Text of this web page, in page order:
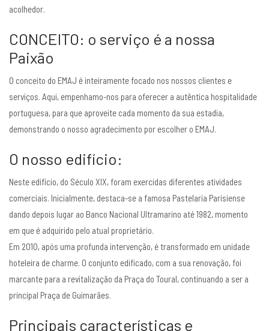
acolhedor.
CONCEITO: o serviço é a nossa
Paixão
O conceito do EMAJ é inteiramente focado nos nossos clientes e
serviços. Aqui, empenhamo-nos para oferecer a autêntica hospitalidade
portuguesa, para que aproveite cada momento da sua estadia,
demonstrando o nosso agradecimento por escolher o EMAJ.
O nosso edifício:
Neste edifício, do Século XIX, foram exercidas diferentes atividades
comerciais. Inicialmente, destaca-se a famosa Pastelaria Parisiense
dando depois lugar ao Banco Nacional Ultramarino até 1982, momento
em que é adquirido pelo atual proprietário.
Em 2010, após uma profunda intervenção, é transformado em unidade
hoteleira de charme. O conjunto edificado, com a sua renovação, foi
marcante para a revitalização da Praça do Toural, continuando a ser a
principal Praça de Guimarães.
Principais características e